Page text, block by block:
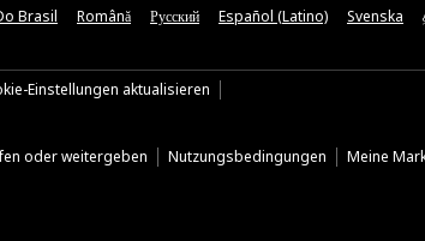
Brasil Română Русский Español (Latino) Svenska
Einstellungen aktualisieren
oder weitergeben Nutzungsbedingungen Meine